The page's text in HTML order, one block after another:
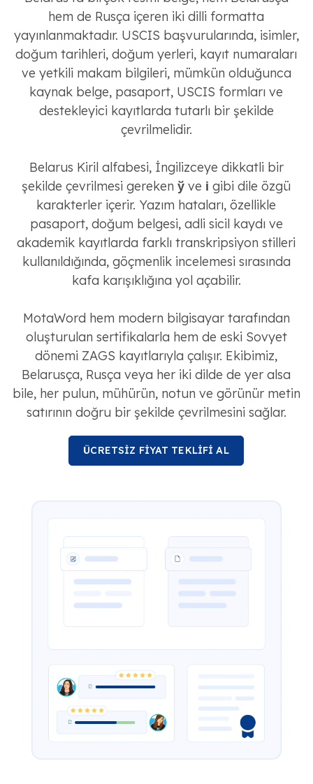
hem de Rusça içeren iki dilli formatta
yayınlanmaktadır. USCIS başvurularında, isimler,
doğum tarihleri, doğum yerleri, kayıt numaraları
ve yetkili makam bilgileri, mümkün olduğunca
kaynak belge, pasaport, USCIS formları ve
destekleyici kayıtlarda tutarlı bir şekilde
çevrilmelidir.
Belarus Kiril alfabesi, İngilizceye dikkatli bir
şekilde çevrilmesi gereken ў ve і gibi dile özgü
karakterler içerir. Yazım hataları, özellikle
pasaport, doğum belgesi, adli sicil kaydı ve
akademik kayıtlarda farklı transkripsiyon stilleri
kullanıldığında, göçmenlik incelemesi sırasında
kafa karışıklığına yol açabilir.
MotaWord hem modern bilgisayar tarafından
oluşturulan sertifikalarla hem de eski Sovyet
dönemi ZAGS kayıtlarıyla çalışır. Ekibimiz,
Belarusça, Rusça veya her iki dilde de yer alsa
bile, her pulun, mühürün, notun ve görünür metin
satırının doğru bir şekilde çevrilmesini sağlar.
ÜCRETSİZ FİYAT TEKLİFİ AL